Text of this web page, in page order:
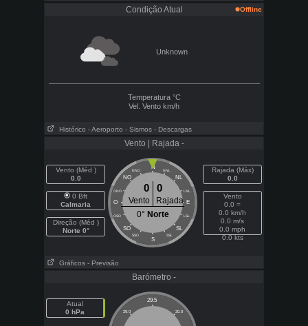
Condição Atual Offline
Unknown
Temperatura °C
Vel. Vento km/h
Histórico - Aeroporto - Sismos - Descargas
Vento | Rajada -
Vento (Méd )
0.0
0 Bft
Calmaria
Direção (Méd )
Norte 0°
N
NNO NNL
NO NL
ONO LNL
O E
OSO LSL
SO SL
SSO SSL
S
0 0
Vento
Rajada
0° Norte
Rajada (Máx)
0.0
Vento
0.0 =
0.0 km/h
0.0 m/s
0.0 mph
0.0 kts
Gráficos - Previsão
Barómetro -
Atual
0 hPa
29.5
29.0 30.0